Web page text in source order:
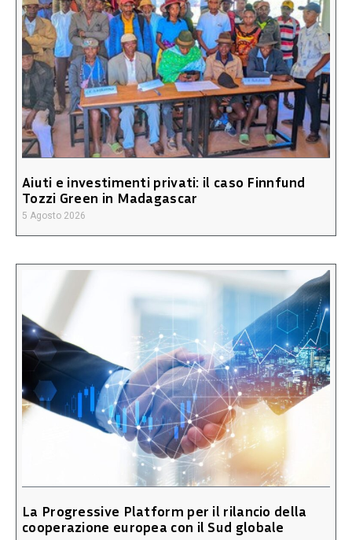
Aiuti e investimenti privati: il caso Finnfund
Tozzi Green in Madagascar
5 Agosto 2026
La Progressive Platform per il rilancio della
cooperazione europea con il Sud globale